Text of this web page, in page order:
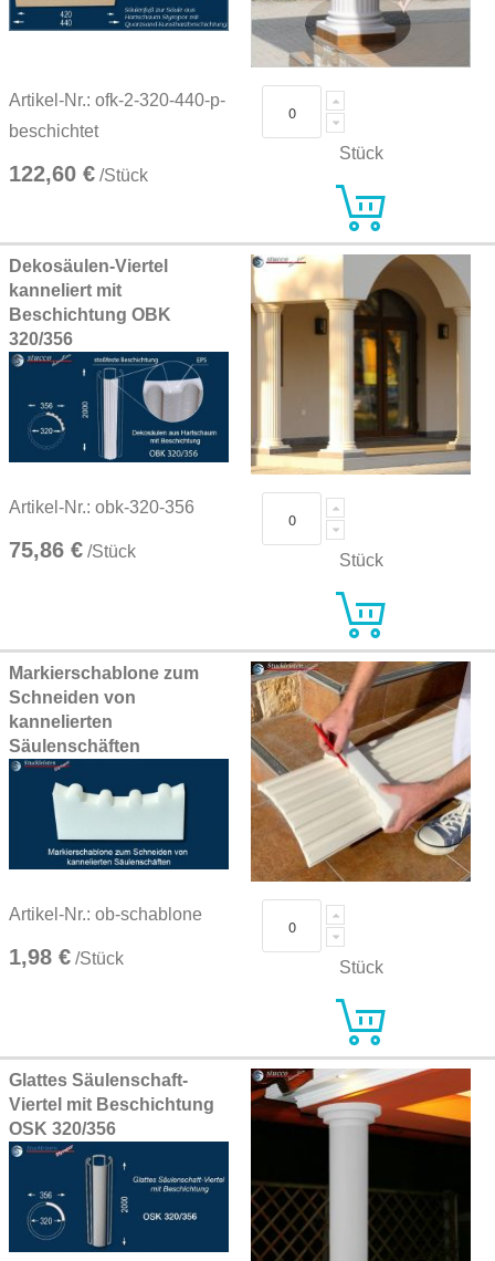
Artikel-Nr.: ofk-2-320-440-p-
beschichtet
122,60 € /Stück
Stück
Dekosäulen-Viertel
kanneliert mit
Beschichtung OBK
320/356
Artikel-Nr.: obk-320-356
75,86 € /Stück Stück
Markierschablone zum
Schneiden von
kannelierten
Säulenschäften
Artikel-Nr.: ob-schablone
1,98 € /Stück Stück
Glattes Säulenschaft-
Viertel mit Beschichtung
OSK 320/356